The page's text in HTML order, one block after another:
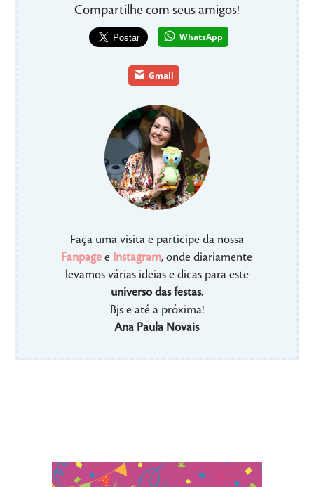
Compartilhe com seus amigos!
WhatsApp
Gmail
Faça uma visita e participe da nossa
Fanpage e Instagram, onde diariamente
levamos várias ideias e dicas para este
universo das festas.
Bjs e até a próxima!
Ana Paula Novais